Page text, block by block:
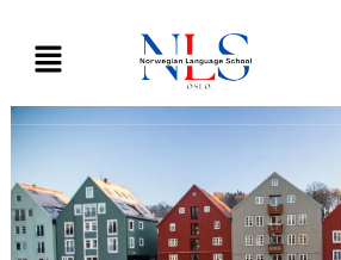
content
Menu